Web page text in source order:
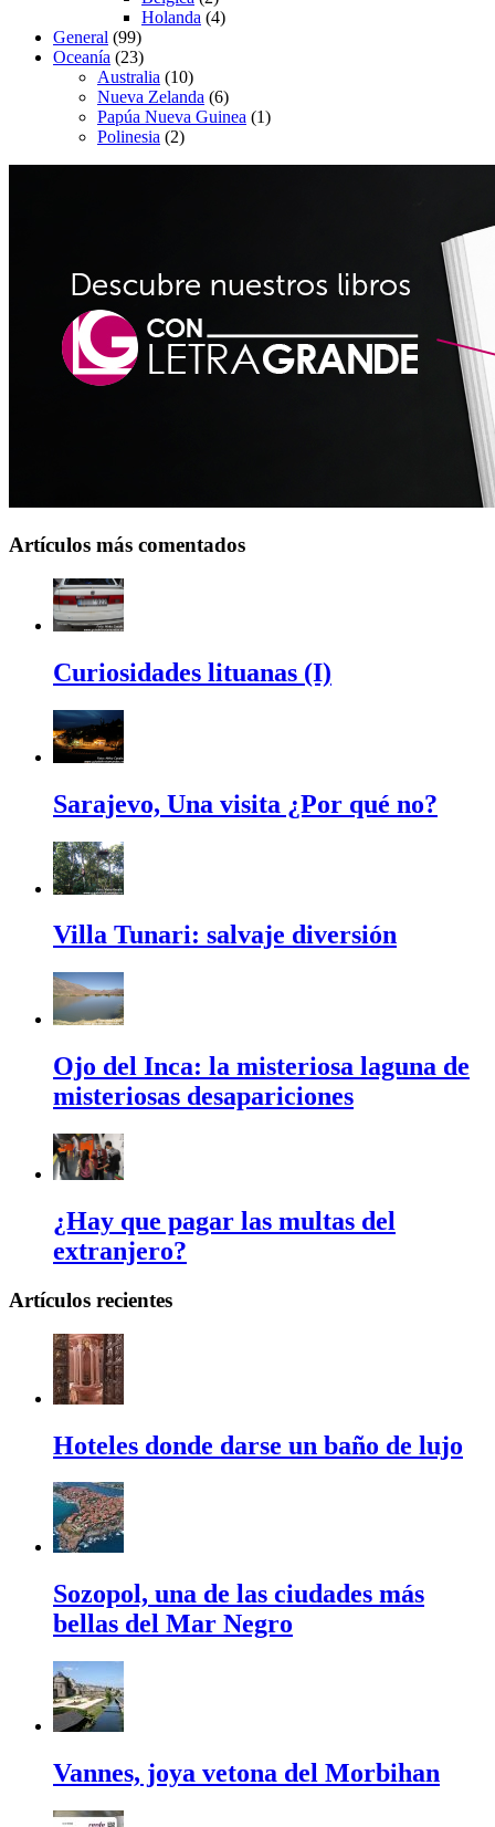
Holanda (4)
General (99)
Oceanía (23)
Australia (10)
Nueva Zelanda (6)
Papúa Nueva Guinea (1)
Polinesia (2)
Artículos más comentados
Curiosidades lituanas (I)
Sarajevo, Una visita ¿Por qué no?
Villa Tunari: salvaje diversión
Ojo del Inca: la misteriosa laguna de
misteriosas desapariciones
¿Hay que pagar las multas del
extranjero?
Artículos recientes
Hoteles donde darse un baño de lujo
Sozopol, una de las ciudades más
bellas del Mar Negro
Vannes, joya vetona del Morbihan